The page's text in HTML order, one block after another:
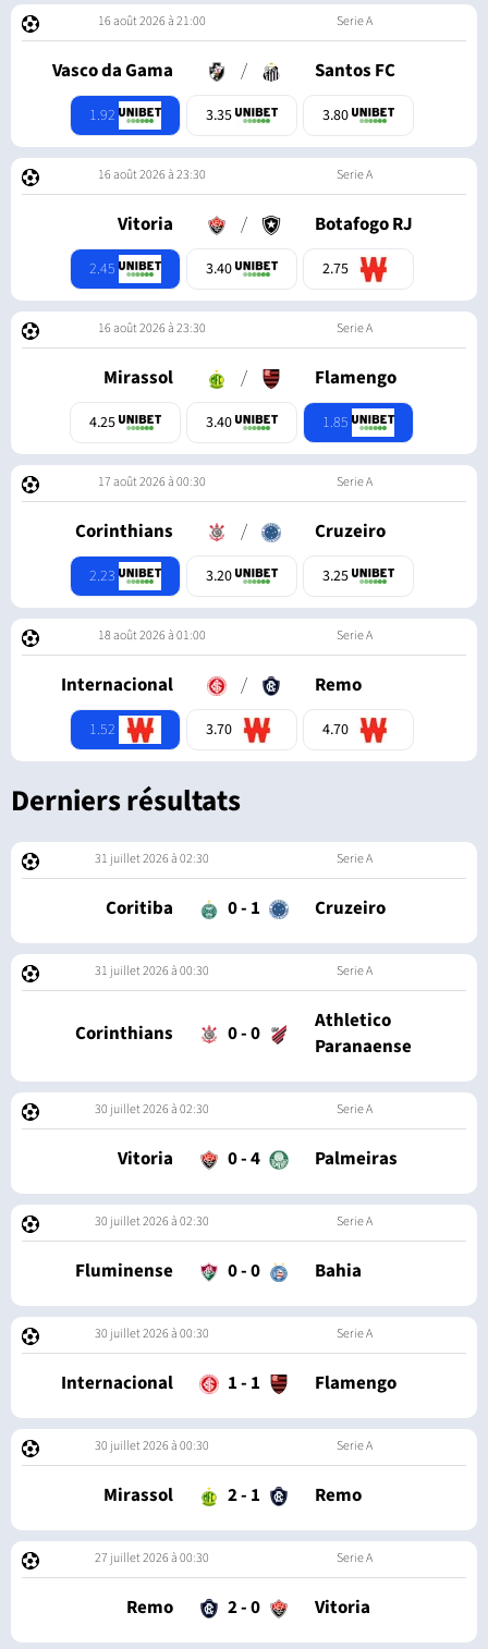
16 août 2026 à 21:00 Serie A
Vasco da Gama / Santos FC
1.92 3.35 3.80
16 août 2026 à 23:30 Serie A
Vitoria / Botafogo RJ
2.45 3.40 2.75
16 août 2026 à 23:30 Serie A
Mirassol / Flamengo
4.25 3.40 1.85
17 août 2026 à 00:30 Serie A
Corinthians / Cruzeiro
2.23 3.20 3.25
18 août 2026 à 01:00 Serie A
Internacional / Remo
1.52 3.70 4.70
Derniers résultats
31 juillet 2026 à 02:30 Serie A
Coritiba 0- 1 Cruzeiro
31 juillet 2026 à 00:30 Serie A
Corinthians 0-0
Athletico
Paranaense
30 juillet 2026 à 02:30 Serie A
Vitoria 0-4 Palmeiras
30 juillet 2026 à 02:30 Serie A
Fluminense 0-0 Bahia
30 juillet 2026 à 00:30 Serie A
Internacional 1- 1 Flamengo
30 juillet 2026 à 00:30 Serie A
Mirassol 2- 1 Remo
27 juillet 2026 à 00:30 Serie A
Remo 2-0 Vitoria